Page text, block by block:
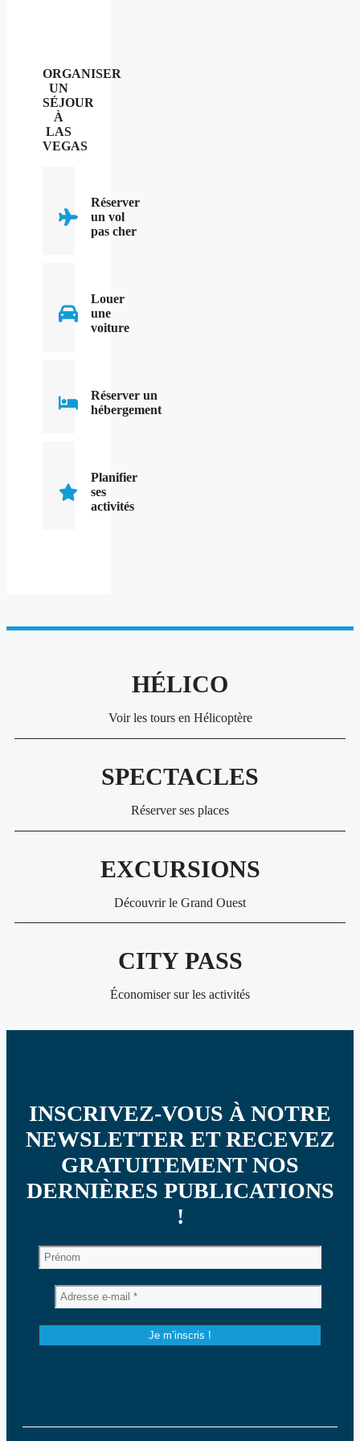
ORGANISER
UN
SÉJOUR
À
LAS
VEGAS
Réserver
un vol
pas cher
Louer
une
voiture
Réserver un
hébergement
Planifier
ses
activités
HÉLICO
Voir les tours en Hélicoptère
SPECTACLES
Réserver ses places
EXCURSIONS
Découvrir le Grand Ouest
CITY PASS
Économiser sur les activités
INSCRIVEZ-VOUS À NOTRE
NEWSLETTER ET RECEVEZ
GRATUITEMENT NOS
DERNIÈRES PUBLICATIONS
!